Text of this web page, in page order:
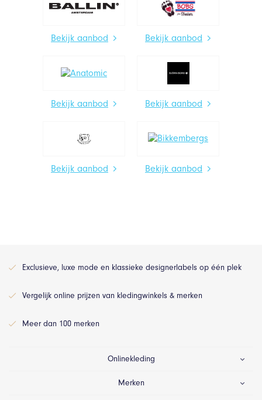
Bekijk aanbod Bekijk aanbod
Bekijk aanbod Bekijk aanbod
Bekijk aanbod Bekijk aanbod
Exclusieve, luxe mode en klassieke designerlabels op één plek
Vergelijk online prijzen van kledingwinkels & merken
Meer dan 100 merken
Onlinekleding
Merken